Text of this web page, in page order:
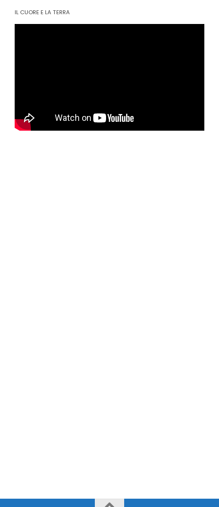
IL CUORE E LA TERRA